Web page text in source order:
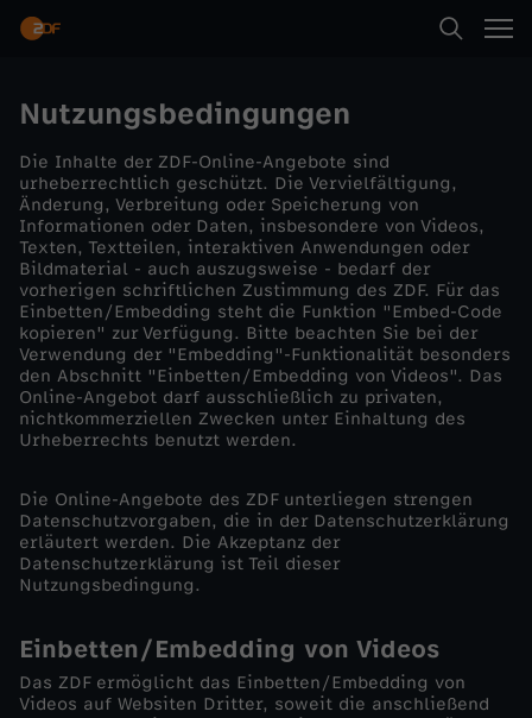
Startseite
Kategorien
Kinder
Live & TV
Wechseln zu: ZDFheute
Nutzungsbedingungen
Die Inhalte der ZDF-Online-Angebote sind
urheberrechtlich geschützt. Die Vervielfältigung,
Änderung, Verbreitung oder Speicherung von
Informationen oder Daten, insbesondere von Videos,
Texten, Textteilen, interaktiven Anwendungen oder
Bildmaterial - auch auszugsweise - bedarf der
vorherigen schriftlichen Zustimmung des ZDF. Für das
Einbetten/Embedding steht die Funktion "Embed-Code
kopieren" zur Verfügung. Bitte beachten Sie bei der
Verwendung der "Embedding"-Funktionalität besonders
den Abschnitt "Einbetten/Embedding von Videos". Das
Online-Angebot darf ausschließlich zu privaten,
nichtkommerziellen Zwecken unter Einhaltung des
Urheberrechts benutzt werden.
Die Online-Angebote des ZDF unterliegen strengen
Datenschutzvorgaben, die in der Datenschutzerklärung
erläutert werden. Die Akzeptanz der
Datenschutzerklärung ist Teil dieser
Nutzungsbedingung.
Einbetten/Embedding von Videos
Das ZDF ermöglicht das Einbetten/Embedding von
Videos auf Websiten Dritter, soweit die anschließend